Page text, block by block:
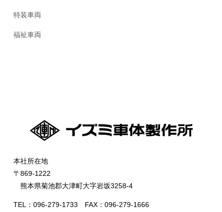
特装車両
福祉車両
本社所在地
〒869-1222
熊本県菊池郡大津町大字岩坂3258-4
TEL：096-279-1733 FAX：096-279-1666